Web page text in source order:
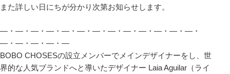
また詳しい日にちが分かり次第お知らせします。
―・―・―・―・―・―・―・―・―・―・―・―・―・
―・―・―・―・―
BOBO CHOSESの設立メンバーでメインデザイナーをし、世
界的な人気ブランドへと導いたデザイナー Laia Aguilar（ライ